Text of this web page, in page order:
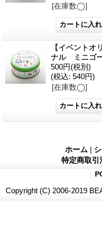
[在庫数◯]
【イベントオ
ナル ミニゴー
500円(税別)
(税込: 540円)
[在庫数◯]
ホーム |
特定商取引
Copyright (C) 2006-2019